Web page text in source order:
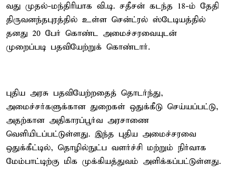
வது முதல்-மந்திரியாக வி.டி. சதீசன் கடந்த 18-ம் தேதி
திருவனந்தபுரத்தில் உள்ள சென்ட்ரல் ஸ்டேடியத்தில்
தனது 20 பேர் கொண்ட அமைச்சரவையுடன்
முறைப்படி பதவியேற்றுக் கொண்டார்.
புதிய அரசு பதவியேற்றதைத் தொடர்ந்து,
அமைச்சர்களுக்கான துறைகள் ஒதுக்கீடு செய்யப்பட்டு,
அதற்கான அதிகாரப்பூர்வ அரசாணை
வெளியிடப்பட்டுள்ளது. இந்த புதிய அமைச்சரவை
ஒதுக்கீட்டில், தொழில்நுட்ப வளர்ச்சி மற்றும் நிர்வாக
மேம்பாட்டிற்கு மிக முக்கியத்துவம் அளிக்கப்பட்டுள்ளது.